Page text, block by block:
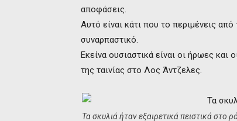
αποφάσεις.
Αυτό είναι κάτι που το περιμένεις
συναρπαστικό.
Εκείνα ουσιαστικά είναι οι ήρωες και
της ταινίας στο Λος Άντζελες.
Τα σκυλιά ήταν εξαιρετικά πειστικά στο